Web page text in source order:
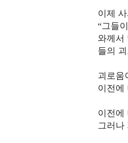
이제
“그들
와께서
들의
괴로움
이전에
이전에
그러나